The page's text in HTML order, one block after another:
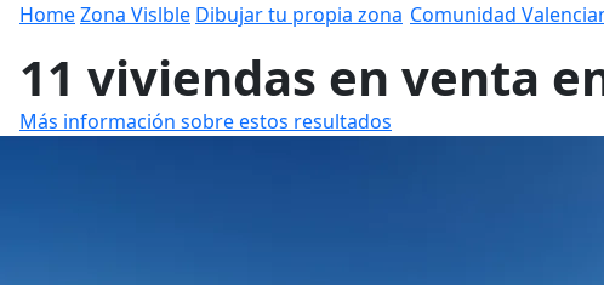
HomeZona Vislble Dibujar tu propia zona Comunidad
11 viviendas en venta
Más información sobre estos resultados